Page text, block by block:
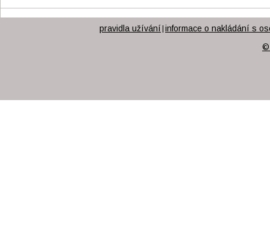
pravidla užívání | informace o nakládání s
©